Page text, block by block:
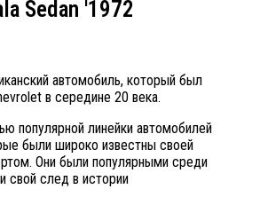
Sedan '1972
автомобиль, который был
в середине 20 века.
популярной линейки автомобилей
были широко известны своей
Они были популярными среди
свой след в истории